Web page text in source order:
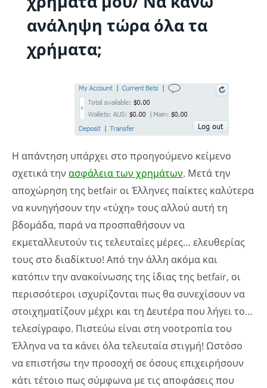
ανάληψη τώρα όλα τα
χρήματα;
Η απάντηση υπάρχει στο προηγούμενο κείμενο
σχετικά την ασφάλεια των χρημάτων. Μετά την
αποχώρηση της betfair οι Έλληνες παίκτες καλύτερα
να κυνηγήσουν την «τύχη» τους αλλού αυτή τη
βδομάδα, παρά να προσπαθήσουν να
εκμεταλλευτούν τις τελευταίες μέρες… ελευθερίας
τους στο διαδίκτυο! Από την άλλη ακόμα και
κατόπιν την ανακοίνωσης της ίδιας της betfair, οι
περισσότεροι ισχυρίζονται πως θα συνεχίσουν να
στοιχηματίζουν μέχρι και τη Δευτέρα που λήγει το…
τελεσίγραφο. Πιστεύω είναι στη νοοτροπία του
Έλληνα να τα κάνει όλα τελευταία στιγμή! Ωστόσο
να επιστήσω την προσοχή σε όσους επιχειρήσουν
κάτι τέτοιο πως σύμφωνα με τις αποφάσεις που